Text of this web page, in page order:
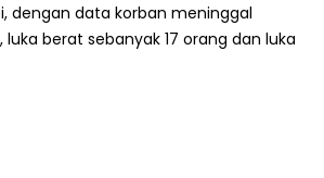
dengan data korban meninggal
berat sebanyak 17 orang dan luka